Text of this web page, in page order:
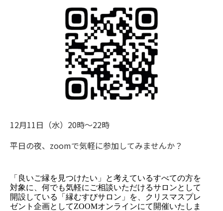
12月11日（水）20時～22時
平日の夜、zoomで気軽に参加してみませんか？
「良いご縁を見つけたい」と考えているすべての方を
対象に、何でも気軽にご相談いただけるサロンとして
開設している「縁むすびサロン」を、クリスマスプレ
ゼント企画としてZOOMオンラインにて開催いたしま